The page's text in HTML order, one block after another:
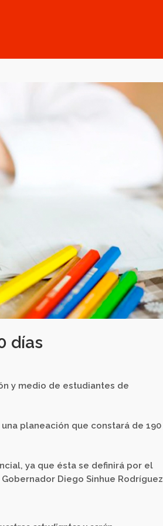
días
y medio de estudiantes de
planeación que constará de 190
ya que ésta se definirá por el
Diego Sinhue Rodríguez